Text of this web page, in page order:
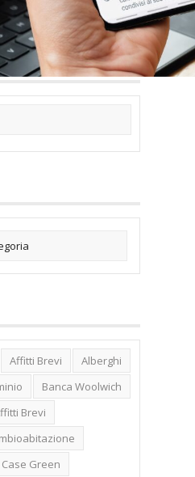
Affitti Brevi
Alberghi
Banca Woolwich
Brevi
Case Green